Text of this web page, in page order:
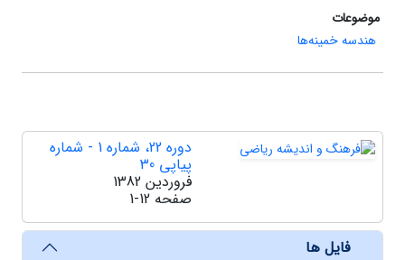
موضوعات
هندسه خمینه‌ها
دوره 22، شماره 1 - شماره
پیاپی 30
فروردین 1382
صفحه 1-12
فایل ها